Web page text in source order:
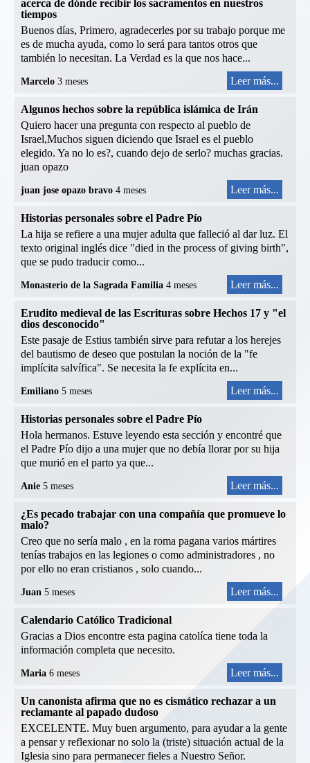
acerca de dónde recibir los sacramentos en nuestros
tiempos
Buenos días, Primero, agradecerles por su trabajo porque me
es de mucha ayuda, como lo será para tantos otros que
también lo necesitan. La Verdad es la que nos hace...
Marcelo 3 meses Leer más...
Algunos hechos sobre la república islámica de Irán
Quiero hacer una pregunta con respecto al pueblo de
Israel,Muchos siguen diciendo que Israel es el pueblo
elegido. Ya no lo es?, cuando dejo de serlo? muchas gracias.
juan opazo
juan jose opazo bravo 4 meses Leer más...
Historias personales sobre el Padre Pío
La hija se refiere a una mujer adulta que falleció al dar luz. El
texto original inglés dice "died in the process of giving birth",
que se pudo traducir como...
Monasterio de la Sagrada Familia 4 meses Leer más...
Erudito medieval de las Escrituras sobre Hechos 17 y "el
dios desconocido"
Este pasaje de Estius también sirve para refutar a los herejes
del bautismo de deseo que postulan la noción de la "fe
implícita salvífica". Se necesita la fe explícita en...
Emiliano 5 meses Leer más...
Historias personales sobre el Padre Pío
Hola hermanos. Estuve leyendo esta sección y encontré que
el Padre Pío dijo a una mujer que no debía llorar por su hija
que murió en el parto ya que...
Anie 5 meses Leer más...
¿Es pecado trabajar con una compañía que promueve lo
malo?
Creo que no sería malo , en la roma pagana varios mártires
tenías trabajos en las legiones o como administradores , no
por ello no eran cristianos , solo cuando...
Juan 5 meses Leer más...
Calendario Católico Tradicional
Gracias a Dios encontre esta pagina catolíca tiene toda la
información completa que necesito.
Maria 6 meses Leer más...
Un canonista afirma que no es cismático rechazar a un
reclamante al papado dudoso
EXCELENTE. Muy buen argumento, para ayudar a la gente
a pensar y reflexionar no solo la (triste) situación actual de la
Iglesia sino para permanecer fieles a Nuestro Señor.